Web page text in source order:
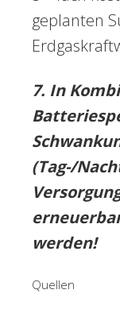
geplanten
7. In
(Tag-/
werden!
Quellen